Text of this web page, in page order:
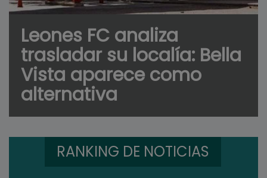
Leones FC analiza
trasladar su localía: Bella
Vista aparece como
alternativa
RANKING DE NOTICIAS